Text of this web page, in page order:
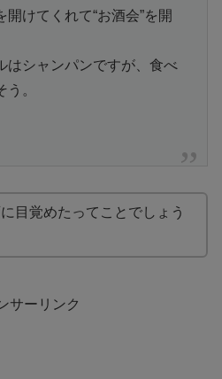
開けてくれて“お酒会”を開
はシャンパンですが、食べ
。
目覚めたってことでしょう
サーリンク